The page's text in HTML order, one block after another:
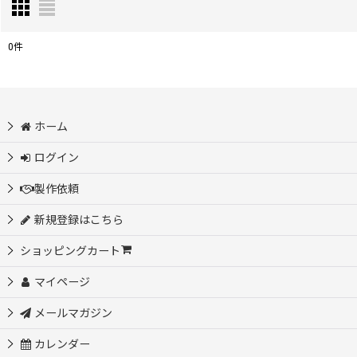
並び順
0件
ホーム
ログイン
製作依頼
新規登録はこちら
ショッピングカート
マイページ
メールマガジン
カレンダー